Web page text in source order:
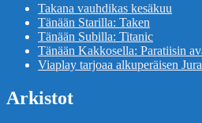
Takana vauhdikas kesäkuu
Tänään Starilla: Taken
Tänään Subilla: Titanic
Tänään Kakkosella: Paratiisin
Viaplay tarjoaa alkuperäisen
Arkistot